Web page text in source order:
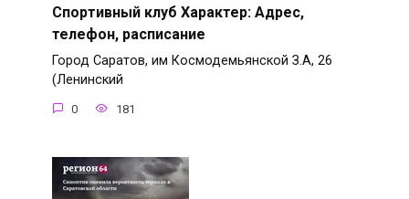
Спортивный клуб Характер: Адрес,
телефон, расписание
Город Саратов, им Космодемьянской З.А, 26
(Ленинский
0 181